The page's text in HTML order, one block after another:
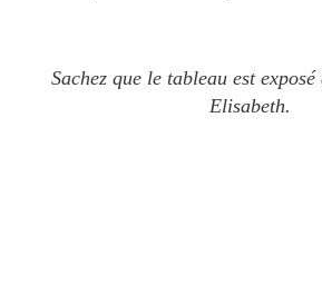
Sachez que le tableau est
Elisabeth.